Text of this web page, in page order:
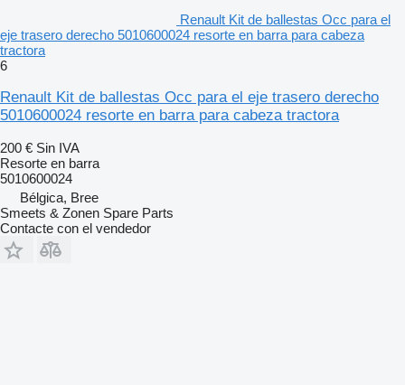
Renault Kit de ballestas Occ para el
eje trasero derecho 5010600024 resorte en barra para cabeza
tractora
6
Renault Kit de ballestas Occ para el eje trasero derecho
5010600024 resorte en barra para cabeza tractora
200 € Sin IVA
Resorte en barra
5010600024
Bélgica, Bree
Smeets & Zonen Spare Parts
Contacte con el vendedor